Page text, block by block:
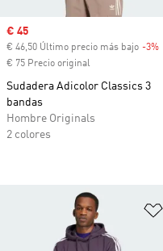
Precio de venta
€ 45
€ 46,50 Último precio más bajo -3%
€ 75 Precio original
Sudadera Adicolor Classics 3
bandas
Hombre Originals
2 colores